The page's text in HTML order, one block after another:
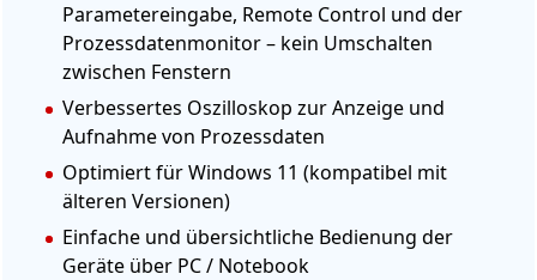
Parametereingabe, Remote Control und der
Prozessdatenmonitor – kein Umschalten
zwischen Fenstern
Verbessertes Oszilloskop zur Anzeige und
Aufnahme von Prozessdaten
Optimiert für Windows 11 (kompatibel mit
älteren Versionen)
Einfache und übersichtliche Bedienung der
Geräte über PC / Notebook